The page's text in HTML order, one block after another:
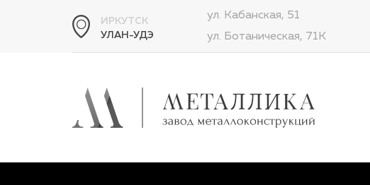
ИРКУТСК
УЛАН-УДЭ
ул. Кабанская, 51
ул. Ботаническая, 71К